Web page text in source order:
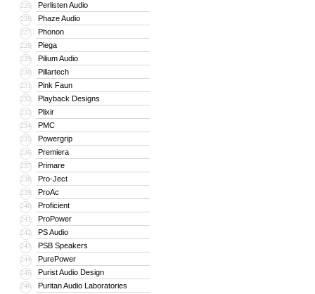
225 Perlisten Audio
226 Phaze Audio
227 Phonon
228 Piega
229 Pilium Audio
230 Pillartech
231 Pink Faun
232 Playback Designs
233 Plixir
234 PMC
235 Powergrip
236 Premiera
237 Primare
238 Pro-Ject
239 ProAc
240 Proficient
241 ProPower
242 PS Audio
243 PSB Speakers
244 PurePower
245 Purist Audio Design
246 Puritan Audio Laboratories